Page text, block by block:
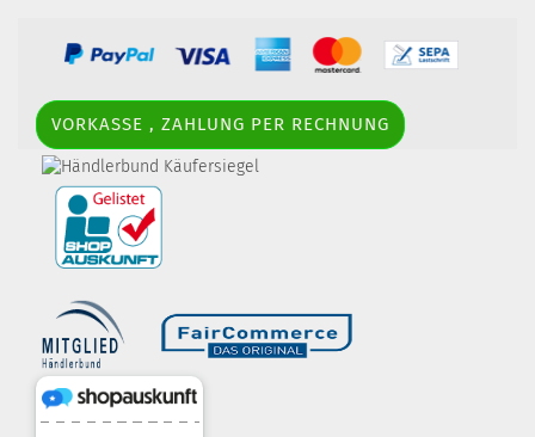
VORKASSE , ZAHLUNG PER RECHNUNG